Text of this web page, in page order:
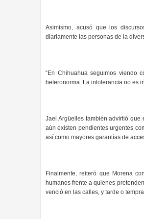
Asimismo, acusó que los
diariamente las personas de la
“En Chihuahua seguimos viendo
heteronorma. La intolerancia no es
Jael Argüelles también advirtió
aún existen pendientes urgentes
así como mayores garantías de
Finalmente, reiteró que Morena
humanos frente a quienes
venció en las calles, y tarde o